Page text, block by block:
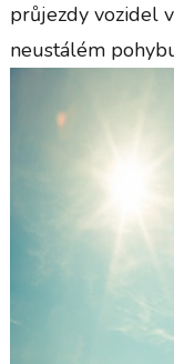
průjezdy vozidel
neustálém